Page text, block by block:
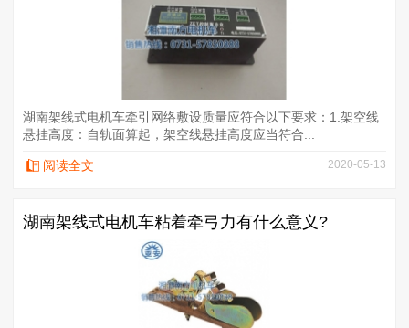
湖南架线式电机车牵引网络敷设质量应符合以下要求：1.架空线
悬挂高度：自轨面算起，架空线悬挂高度应当符合...
阅读全文 2020-05-13
湖南架线式电机车粘着牵弓力有什么意义?